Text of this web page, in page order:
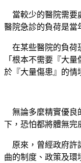
當較少的醫院需要
醫院急診的負荷是當
在某些醫院的負荷
「根本不需要『大
於『大量傷​患』的情
無論多麼精實優良
下，恐怕都將體無完
原來，曾經政府
曲的制度、政策及環